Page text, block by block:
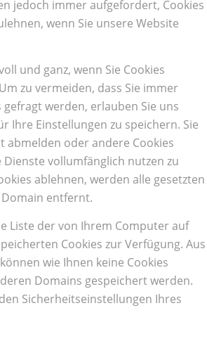
jedoch immer aufgefordert, Cookies
wenn Sie unsere Website
und ganz, wenn Sie Cookies
zu vermeiden, dass Sie immer
werden, erlauben Sie uns
Ihre Einstellungen zu speichern. Sie
abmelden oder andere Cookies
vollumfänglich nutzen zu
ablehnen, werden alle gesetzten
entfernt.
Liste der von Ihrem Computer auf
Cookies zur Verfügung. Aus
wie Ihnen keine Cookies
Domains gespeichert werden.
Sicherheitseinstellungen Ihres